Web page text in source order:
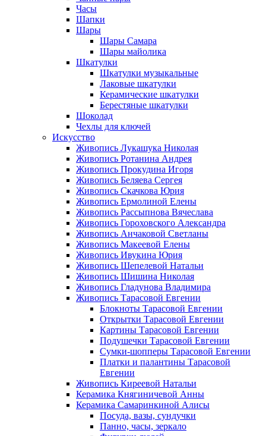
Часы
Шапки
Шары
Шары Самара
Шары майолика
Шкатулки
Шкатулки музыкальные
Лаковые шкатулки
Керамические шкатулки
Берестяные шкатулки
Шоколад
Чехлы для ключей
Искусство
Живопись Лукашука Николая
Живопись Ротанина Андрея
Живопись Прокудина Игоря
Живопись Беляева Сергея
Живопись Скачкова Юрия
Живопись Ермолиной Елены
Живопись Рассыпнова Вячеслава
Живопись Гороховского Александра
Живопись Анчаковой Светланы
Живопись Макеевой Елены
Живопись Ивукина Юрия
Живопись Шепелевой Натальи
Живопись Шишина Николая
Живопись Гладунова Владимира
Живопись Тарасовой Евгении
Блокноты Тарасовой Евгении
Открытки Тарасовой Евгении
Картины Тарасовой Евгении
Подушечки Тарасовой Евгении
Сумки-шопперы Тарасовой Евгении
Платки и палантины Тарасовой
Евгении
Живопись Киреевой Натальи
Керамика Княгиничевой Анны
Керамика Самаринкиной Алисы
Посуда, вазы, сундучки
Панно, часы, зеркало